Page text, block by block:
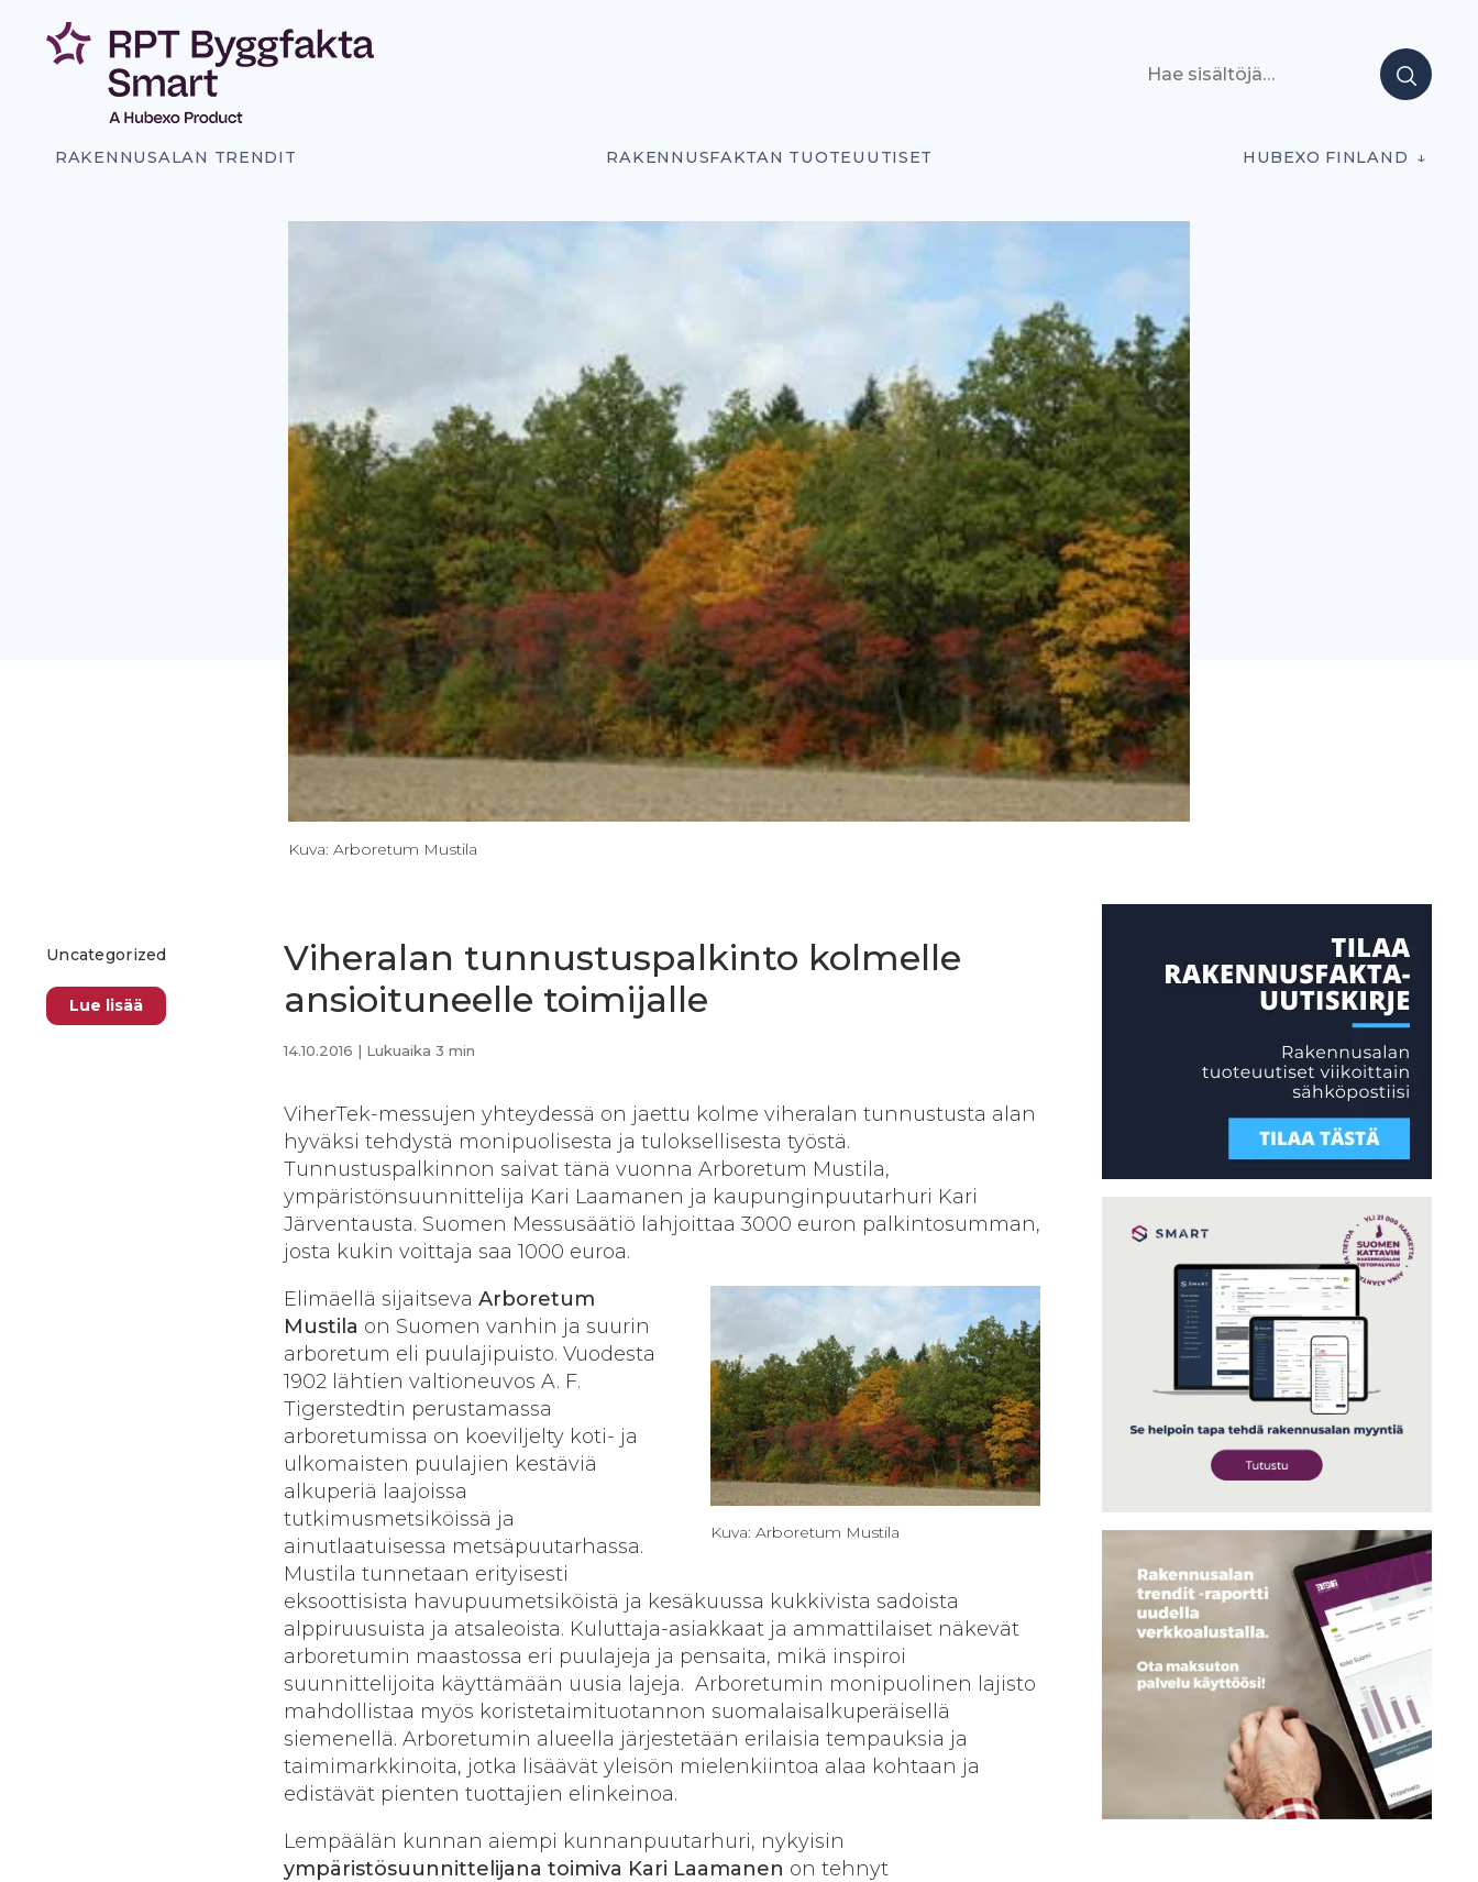
sisältöön
RAKENNUSALAN TRENDIT RAKENNUSFAKTAN TUOTEUUTISET HUBEXO FINLAND
Kuva: Arboretum Mustila
Uncategorized
Lue lisää
Viheralan tunnustuspalkinto kolmelle
ansioituneelle toimijalle
14.10.2016 | Lukuaika 3 min
ViherTek-messujen yhteydessä on jaettu kolme viheralan tunnustusta alan
hyväksi tehdystä monipuolisesta ja tuloksellisesta työstä.
Tunnustuspalkinnon saivat tänä vuonna Arboretum Mustila,
ympäristönsuunnittelija Kari Laamanen ja kaupunginpuutarhuri Kari
Järventausta. Suomen Messusäätiö lahjoittaa 3000 euron palkintosumman,
josta kukin voittaja saa 1000 euroa.
Kuva: Arboretum Mustila
Elimäellä sijaitseva Arboretum
Mustila on Suomen vanhin ja suurin
arboretum eli puulajipuisto. Vuodesta
1902 lähtien valtioneuvos A. F.
Tigerstedtin perustamassa
arboretumissa on koeviljelty koti- ja
ulkomaisten puulajien kestäviä
alkuperiä laajoissa
tutkimusmetsiköissä ja
ainutlaatuisessa metsäpuutarhassa.
Mustila tunnetaan erityisesti
eksoottisista havupuumetsiköistä ja kesäkuussa kukkivista sadoista
alppiruusuista ja atsaleoista. Kuluttaja-asiakkaat ja ammattilaiset näkevät
arboretumin maastossa eri puulajeja ja pensaita, mikä inspiroi
suunnittelijoita käyttämään uusia lajeja. Arboretumin monipuolinen lajisto
mahdollistaa myös koristetaimituotannon suomalaisalkuperäisellä
siemenellä. Arboretumin alueella järjestetään erilaisia tempauksia ja
taimimarkkinoita, jotka lisäävät yleisön mielenkiintoa alaa kohtaan ja
edistävät pienten tuottajien elinkeinoa.
Lempäälän kunnan aiempi kunnanpuutarhuri, nykyisin
ympäristösuunnittelijana toimiva Kari Laamanen on tehnyt